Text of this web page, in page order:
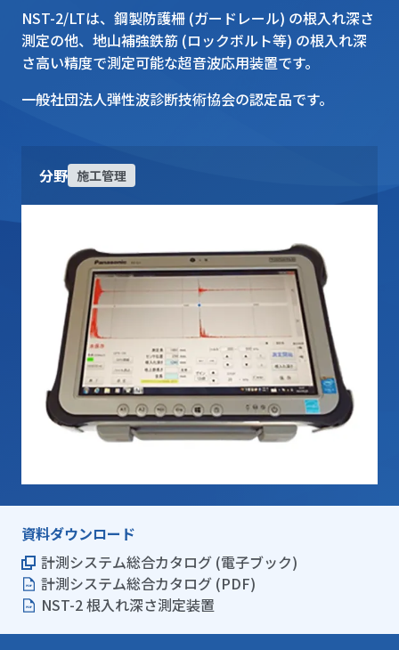
NST-2/LTは、鋼製防護柵 (ガードレール) の根入れ深さ
測定の他、地山補強鉄筋 (ロックボルト等) の根入れ深
さ高い精度で測定可能な超音波応用装置です。
一般社団法人弾性波診断技術協会の認定品です。
分野 施工管理
資料ダウンロード
計測システム総合カタログ (電子ブック)
計測システム総合カタログ (PDF)
NST-2 根入れ深さ測定装置